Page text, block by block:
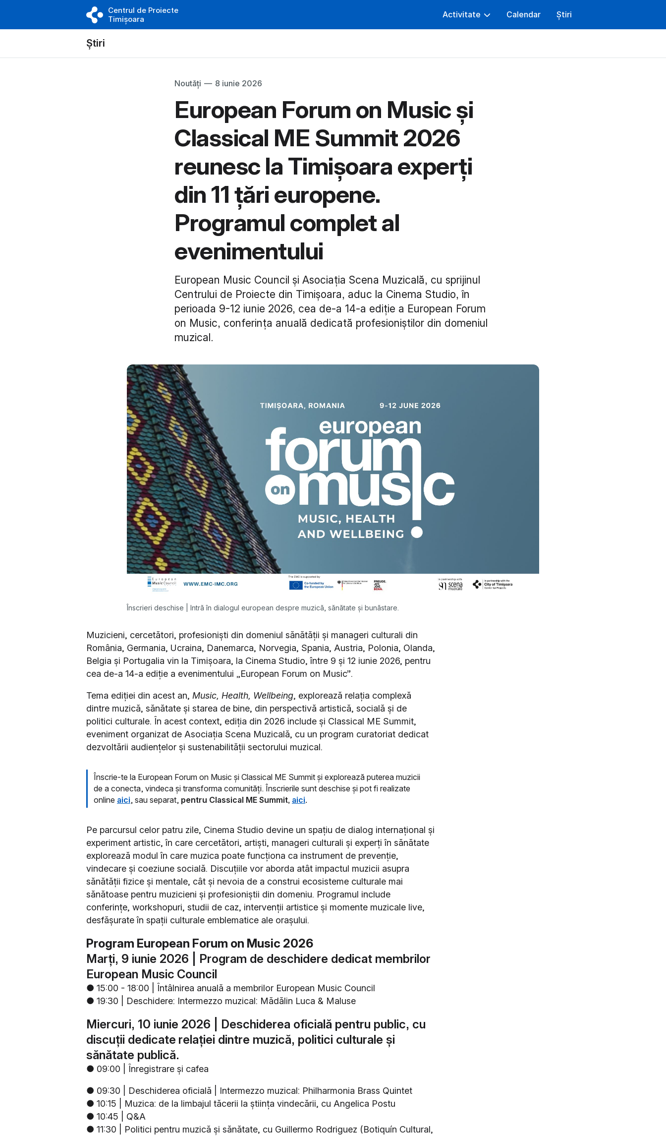
Centrul de Proiecte
Timișoara
Activitate Calendar Știri
Știri
Noutăți — 8 iunie 2026
European Forum on Music și
Classical ME Summit 2026
reunesc la Timișoara experți
din 11 țări europene.
Programul complet al
evenimentului
European Music Council și Asociația Scena Muzicală, cu sprijinul
Centrului de Proiecte din Timișoara, aduc la Cinema Studio, în
perioada 9-12 iunie 2026, cea de-a 14-a ediție a European Forum
on Music, conferința anuală dedicată profesioniștilor din domeniul
muzical.
Înscrieri deschise | Intră în dialogul european despre muzică, sănătate și bunăstare.
Muzicieni, cercetători, profesioniști din domeniul sănătății și manageri culturali din
România, Germania, Ucraina, Danemarca, Norvegia, Spania, Austria, Polonia, Olanda,
Belgia și Portugalia vin la Timișoara, la Cinema Studio, între 9 și 12 iunie 2026, pentru
cea de-a 14-a ediție a evenimentului „European Forum on Music”.
Tema ediției din acest an, Music, Health, Wellbeing, explorează relația complexă
dintre muzică, sănătate și starea de bine, din perspectivă artistică, socială și de
politici culturale. În acest context, ediția din 2026 include și Classical ME Summit,
eveniment organizat de Asociația Scena Muzicală, cu un program curatoriat dedicat
dezvoltării audiențelor și sustenabilității sectorului muzical.
Înscrie-te la European Forum on Music și Classical ME Summit și explorează puterea muzicii
de a conecta, vindeca și transforma comunități. Înscrierile sunt deschise și pot fi realizate
online aici, sau separat, pentru Classical ME Summit, aici.
Pe parcursul celor patru zile, Cinema Studio devine un spațiu de dialog internațional și
experiment artistic, în care cercetători, artiști, manageri culturali și experți în sănătate
explorează modul în care muzica poate funcționa ca instrument de prevenție,
vindecare și coeziune socială. Discuțiile vor aborda atât impactul muzicii asupra
sănătății fizice și mentale, cât și nevoia de a construi ecosisteme culturale mai
sănătoase pentru muzicieni și profesioniștii din domeniu. Programul include
conferințe, workshopuri, studii de caz, intervenții artistice și momente muzicale live,
desfășurate în spații culturale emblematice ale orașului.
Program European Forum on Music 2026
Marți, 9 iunie 2026 | Program de deschidere dedicat membrilor
European Music Council
● 15:00 - 18:00 | Întâlnirea anuală a membrilor European Music Council
● 19:30 | Deschidere: Intermezzo muzical: Mădălin Luca & Maluse
Miercuri, 10 iunie 2026 | Deschiderea oficială pentru public, cu
discuții dedicate relației dintre muzică, politici culturale și
sănătate publică.
● 09:00 | Înregistrare și cafea
● 09:30 | Deschiderea oficială | Intermezzo muzical: Philharmonia Brass Quintet
● 10:15 | Muzica: de la limbajul tăcerii la știința vindecării, cu Angelica Postu
● 10:45 | Q&A
● 11:30 | Politici pentru muzică și sănătate, cu Guillermo Rodriguez (Botiquín Cultural,